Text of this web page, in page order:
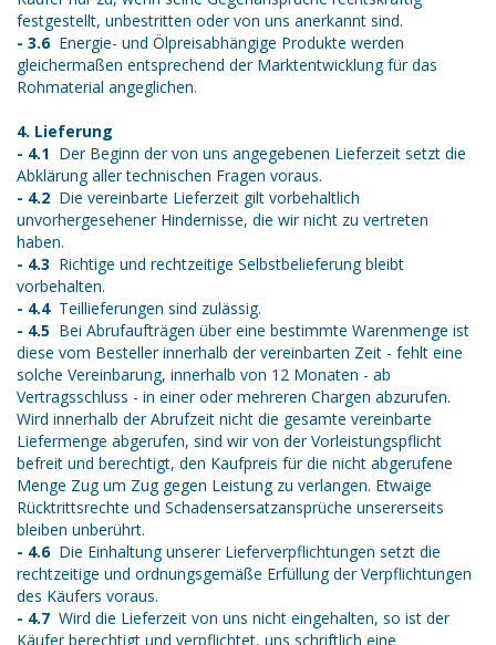
festgestellt, unbestritten oder von uns anerkannt sind.
- 3.6Energie- und Ölpreisabhängige Produkte werden
gleichermaßen entsprechend der Marktentwicklung für das
Rohmaterial angeglichen.
4. Lieferung
- 4.1 Der Beginn der von uns angegebenen Lieferzeit setzt die
Abklärung aller technischen Fragen voraus.
- 4.2 Die vereinbarte Lieferzeit gilt vorbehaltlich
unvorhergesehener Hindernisse, die wir nicht zu vertreten
haben.
- 4.3 Richtige und rechtzeitige Selbstbelieferung bleibt
vorbehalten.
- 4.4Teillieferungen sind zulässig.
- 4.5 Bei Abrufaufträgen über eine bestimmte Warenmenge ist
diese vom Besteller innerhalb der vereinbarten Zeit - fehlt eine
solche Vereinbarung, innerhalb von 12 Monaten - ab
Vertragsschluss - in einer oder mehreren Chargen abzurufen.
Wird innerhalb der Abrufzeit nicht die gesamte vereinbarte
Liefermenge abgerufen, sind wir von der Vorleistungspflicht
befreit und berechtigt, den Kaufpreis für die nicht abgerufene
Menge Zug um Zug gegen Leistung zu verlangen. Etwaige
Rücktrittsrechte und Schadensersatzansprüche unsererseits
bleiben unberührt.
- 4.6Die Einhaltung unserer Lieferverpflichtungen setzt die
rechtzeitige und ordnungsgemäße Erfüllung der Verpflichtungen
des Käufers voraus.
- 4.7 Wird die Lieferzeit von uns nicht eingehalten, so ist der
Käufer berechtigt und verpflichtet, uns schriftlich eine